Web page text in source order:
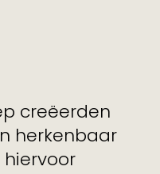
creëerden
herkenbaar